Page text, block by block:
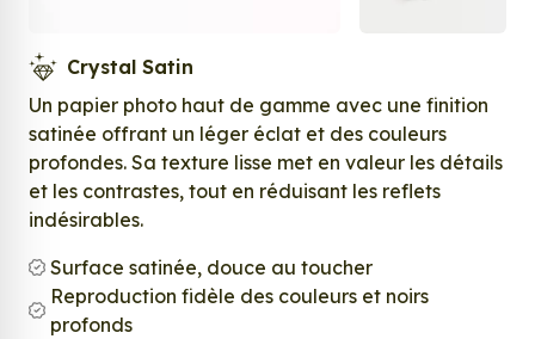
Crystal Satin
Un papier photo haut de gamme avec une finition
satinée offrant un léger éclat et des couleurs
profondes. Sa texture lisse met en valeur les détails
et les contrastes, tout en réduisant les reflets
indésirables.
Surface satinée, douce au toucher
Reproduction fidèle des couleurs et noirs
profonds